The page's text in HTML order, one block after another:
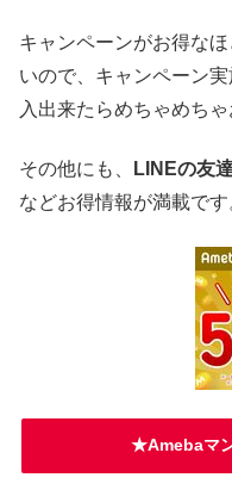
キャンペーンがお得な
いので、キャンペーン
入出来たらめちゃめち
その他にも、
LINEの友
などお得情報が満載です
★Amebaマ